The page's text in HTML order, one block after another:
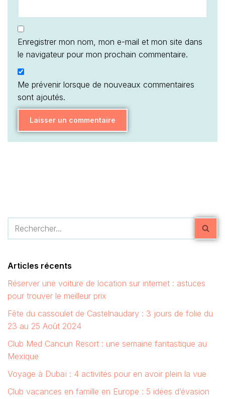
Enregistrer mon nom, mon e-mail et mon site dans
le navigateur pour mon prochain commentaire.
Me prévenir lorsque de nouveaux commentaires
sont ajoutés.
Articles récents
Réserver une voiture de location sur internet : astuces
pour trouver le meilleur prix
Fête du cassoulet de Castelnaudary : 3 jours de folie du
23 au 25 Août 2024
Club Med Cancun Resort : une semaine fantastique au
Mexique
Voyage à Dubaï : 4 activités pour en avoir plein la vue
Club vacances en famille en Europe : 5 idées d’évasion